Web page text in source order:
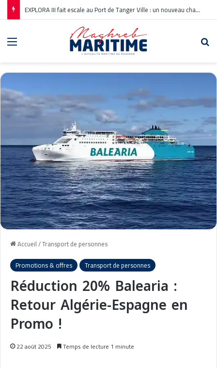
EXPLORA III fait escale au Port de Tanger Ville : un nouveau chapitre pour la croisière en Méditerranée
Accueil/Transport de personnes
Promotions & offres
Transport de personnes
Réduction 20% Balearia :
Retour Algérie-Espagne en
Promo !
22 août 2025 Temps de lecture 1 minute